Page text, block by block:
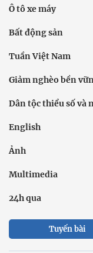
Ô tô xe máy
Bất động sản
Tuần Việt Nam
Giảm nghèo bền
Dân tộc thiểu số và
English
Ảnh
Multimedia
24h qua
Tuyến bài